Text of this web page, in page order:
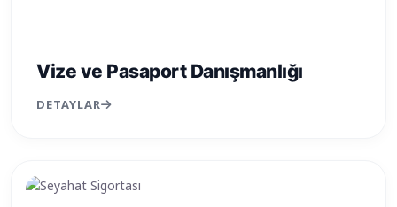
Vize ve Pasaport Danışmanlığı
DETAYLAR